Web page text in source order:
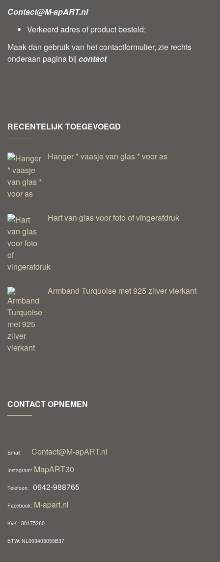
Contact@M-apART.nl
Verkeerd adres of product besteld;
Maak dan gebruik van het contactformulier, zie rechts
onderaan pagina bij contact
RECENTELIJK TOEGEVOEGD
Hanger * vaasje van glas * voor as
Hart van glas voor foto of vingerafdruk
Armband Turquoise met 925 zilver vierkant
CONTACT OPNEMEN
Email: Contact@M-apART.nl
Instagram: MapART30
Telefoon: 0642-988765
Facebook: M-apart.nl
KvK : 80175260
BTW: NL003403055B37